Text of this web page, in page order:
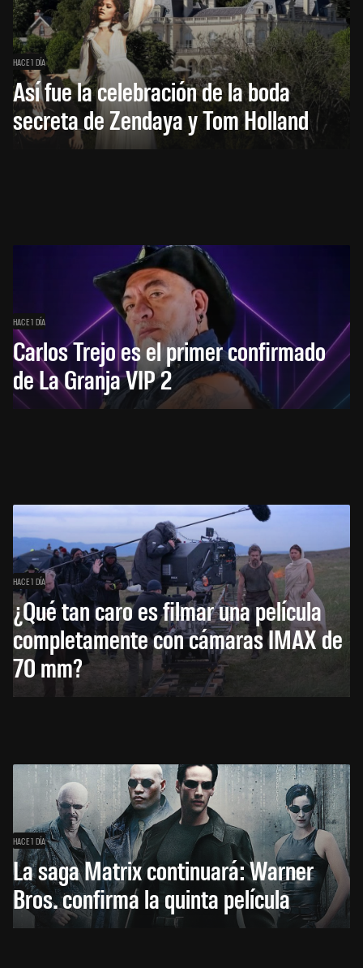
HACE 1 DÍA
Así fue la celebración de la boda
secreta de Zendaya y Tom Holland
HACE 1 DÍA
Carlos Trejo es el primer confirmado
de La Granja VIP 2
HACE 1 DÍA
¿Qué tan caro es filmar una película
completamente con cámaras IMAX de
70 mm?
HACE 1 DÍA
La saga Matrix continuará: Warner
Bros. confirma la quinta película